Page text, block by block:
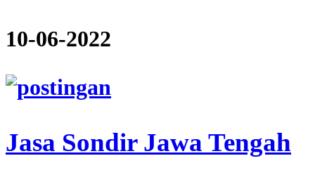
10-06-2022
Jasa Sondir Jawa Tengah